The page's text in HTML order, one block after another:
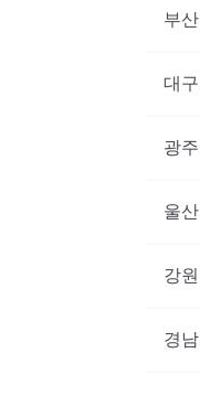
부산
대구
광주
울산
강원
경남